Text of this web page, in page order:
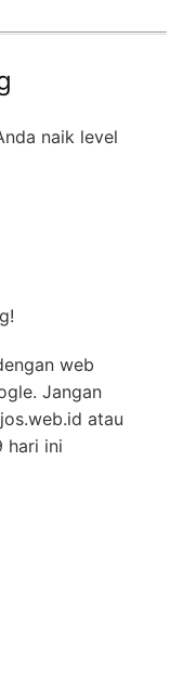
naik level
web
Jangan
atau
hari ini